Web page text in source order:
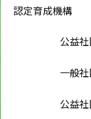
認定育成機構
公益社団法
一般社団法
公益社団法